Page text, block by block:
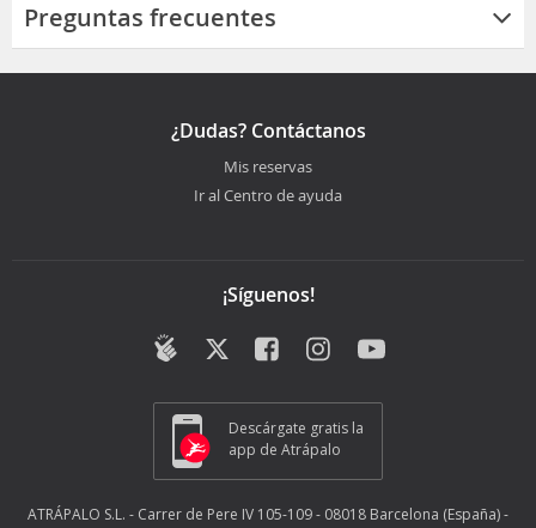
Preguntas frecuentes
¿Dudas? Contáctanos
Mis reservas
Ir al Centro de ayuda
¡Síguenos!
Descárgate gratis la
app de Atrápalo
ATRÁPALO S.L. - Carrer de Pere IV 105-109 - 08018 Barcelona (España) -